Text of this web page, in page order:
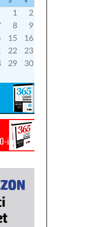
1
2
8
9
15
16
22
23
29
30
ig